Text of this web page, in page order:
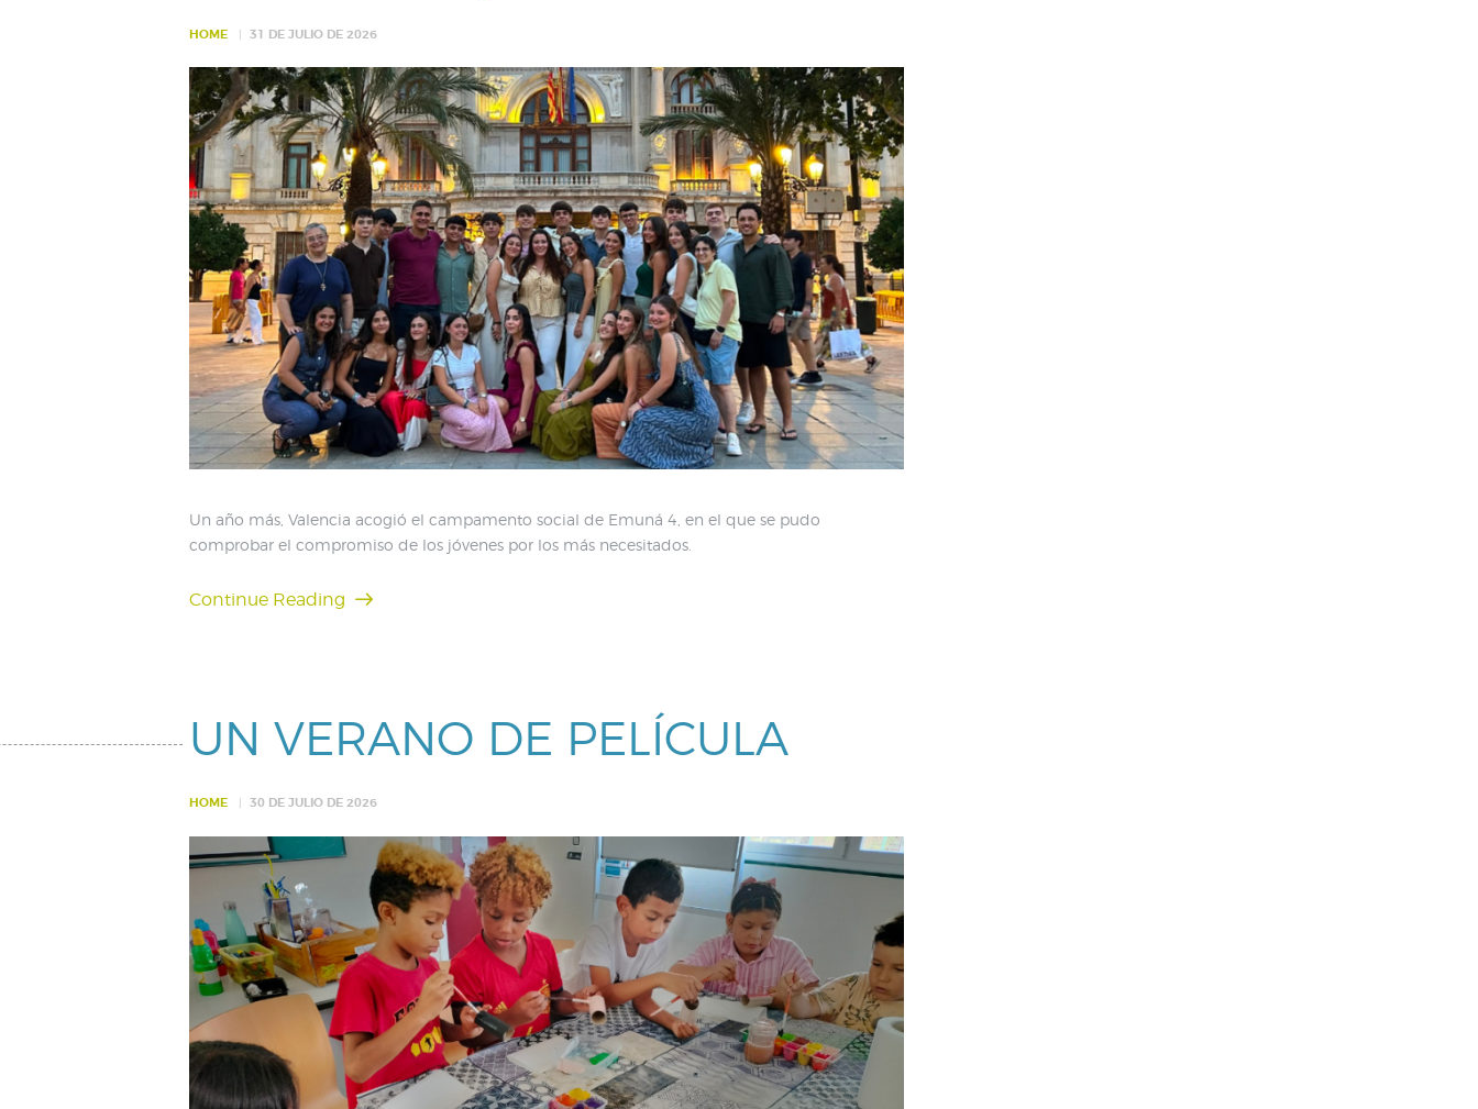
HOME 31 DE JULIO DE 2026
Un año más, Valencia acogió el campamento social de Emuná 4, en el que se pudo
comprobar el compromiso de los jóvenes por los más necesitados.
Continue Reading
UN VERANO DE PELÍCULA
HOME 30 DE JULIO DE 2026